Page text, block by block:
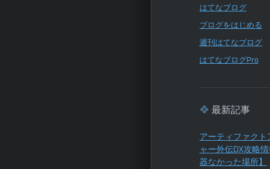
はてなブログ
ブログをはじめる
週刊はてなブログ
はてなブログPro
最新記事
アーティファクト
ャー外伝DX攻略
器なかった場所】